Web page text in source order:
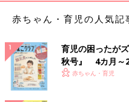
赤ちゃん・育児の人気記
育児の困ったが
秋号』 4カ月～2
いっぱい！
赤ちゃん・育児